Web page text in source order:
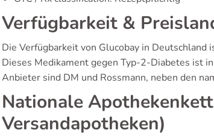
Verfügbarkeit &
Die Verfügbarkeit von Glucobay in
Dieses Medikament gegen Typ-2-Diabetes ist
Anbieter sind DM und Rossmann, neben den
Nationale
Versandapotheken)